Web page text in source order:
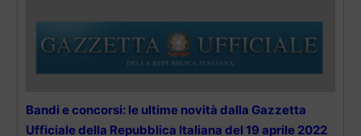
Bandi e concorsi: le ultime novità dalla Gazzetta
Ufficiale della Repubblica Italiana del 19 aprile 2022